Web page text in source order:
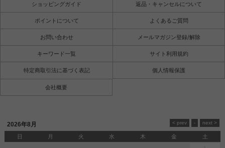
ショッピングガイド 返品・キャンセルについて
ポイントについて よくあるご質問
お問い合わせ メールマガジン登録/解除
キーワード一覧 サイト利用規約
特定商取引法に基づく表記 個人情報保護
会社概要
2026年8月
日 月 火 水 木 金 土